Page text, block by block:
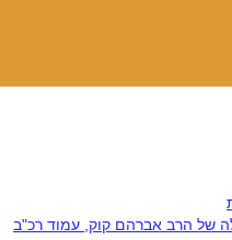
של הרב אברהם קוק, עמוד רכ"ב